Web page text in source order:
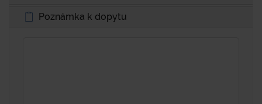
Poznámka k dopytu